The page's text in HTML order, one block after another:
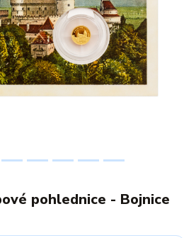
pohlednice - Bojnice